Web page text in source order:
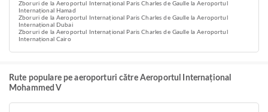
Zboruri de la Aeroportul Internațional Paris Charles de Gaulle la Aeroportul
Internațional Hamad
Zboruri de la Aeroportul Internațional Paris Charles de Gaulle la Aeroportul
Internațional Dubai
Zboruri de la Aeroportul Internațional Paris Charles de Gaulle la Aeroportul
Internațional Cairo
Rute populare pe aeroporturi către Aeroportul Internațional
Mohammed V